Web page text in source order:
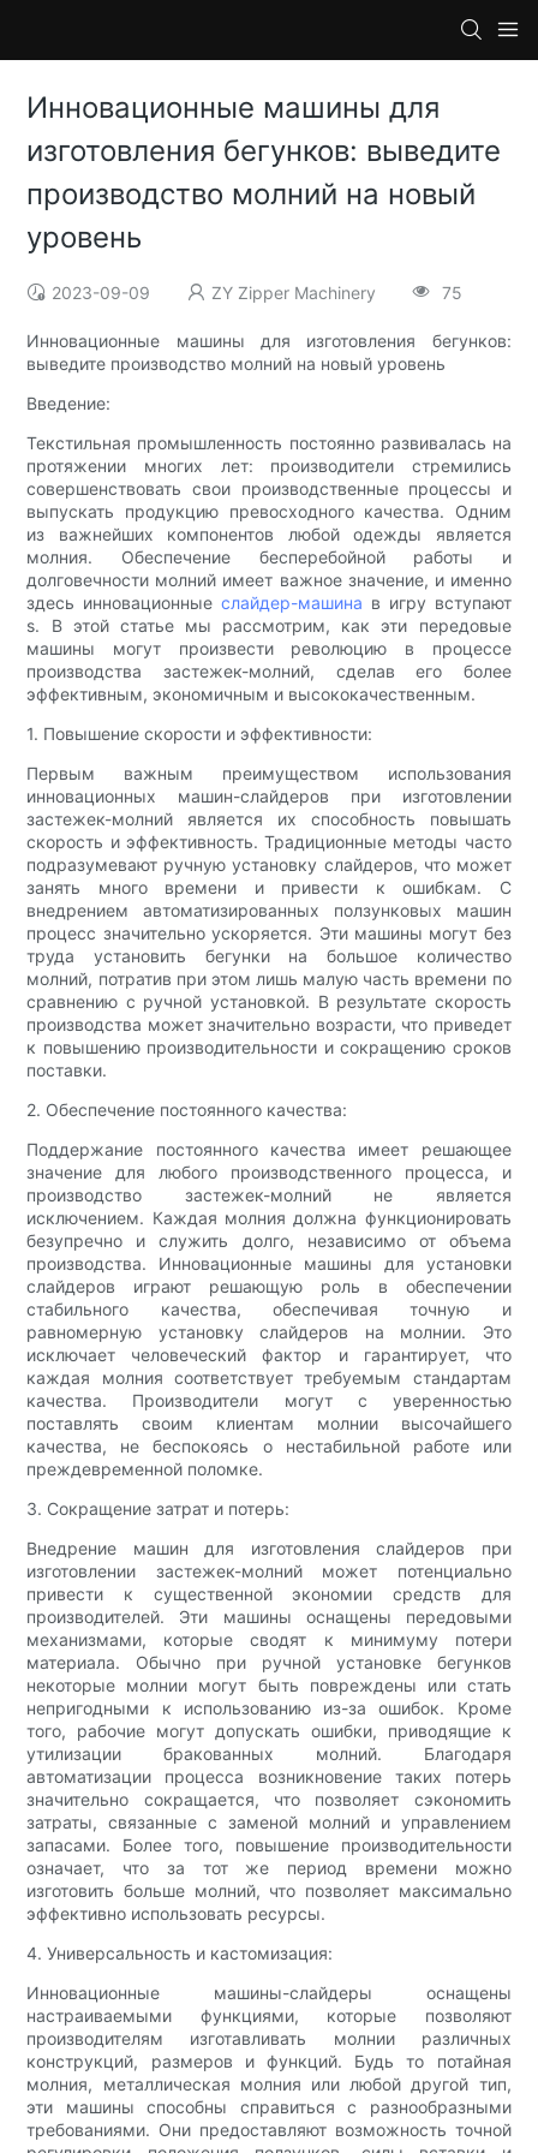
Инновационные машины для
изготовления бегунков: выведите
производство молний на новый
уровень
2023-09-09 ZY Zipper Machinery 75
Инновационные машины для изготовления бегунков:
выведите производство молний на новый уровень
Введение:
Текстильная промышленность постоянно развивалась на
протяжении многих лет: производители стремились
совершенствовать свои производственные процессы и
выпускать продукцию превосходного качества. Одним
из важнейших компонентов любой одежды является
молния. Обеспечение бесперебойной работы и
долговечности молний имеет важное значение, и именно
здесь инновационныеслайдер-машина в игру вступают
s. В этой статье мы рассмотрим, как эти передовые
машины могут произвести революцию в процессе
производства застежек-молний, сделав его более
эффективным, экономичным и высококачественным.
1. Повышение скорости и эффективности:
Первым важным преимуществом использования
инновационных машин-слайдеров при изготовлении
застежек-молний является их способность повышать
скорость и эффективность. Традиционные методы часто
подразумевают ручную установку слайдеров, что может
занять много времени и привести к ошибкам. С
внедрением автоматизированных ползунковых машин
процесс значительно ускоряется. Эти машины могут без
труда установить бегунки на большое количество
молний, потратив при этом лишь малую часть времени по
сравнению с ручной установкой. В результате скорость
производства может значительно возрасти, что приведет
к повышению производительности и сокращению сроков
поставки.
2. Обеспечение постоянного качества:
Поддержание постоянного качества имеет решающее
значение для любого производственного процесса, и
производство застежек-молний не является
исключением. Каждая молния должна функционировать
безупречно и служить долго, независимо от объема
производства. Инновационные машины для установки
слайдеров играют решающую роль в обеспечении
стабильного качества, обеспечивая точную и
равномерную установку слайдеров на молнии. Это
исключает человеческий фактор и гарантирует, что
каждая молния соответствует требуемым стандартам
качества. Производители могут с уверенностью
поставлять своим клиентам молнии высочайшего
качества, не беспокоясь о нестабильной работе или
преждевременной поломке.
3. Сокращение затрат и потерь:
Внедрение машин для изготовления слайдеров при
изготовлении застежек-молний может потенциально
привести к существенной экономии средств для
производителей. Эти машины оснащены передовыми
механизмами, которые сводят к минимуму потери
материала. Обычно при ручной установке бегунков
некоторые молнии могут быть повреждены или стать
непригодными к использованию из-за ошибок. Кроме
того, рабочие могут допускать ошибки, приводящие к
утилизации бракованных молний. Благодаря
автоматизации процесса возникновение таких потерь
значительно сокращается, что позволяет сэкономить
затраты, связанные с заменой молний и управлением
запасами. Более того, повышение производительности
означает, что за тот же период времени можно
изготовить больше молний, что позволяет максимально
эффективно использовать ресурсы.
4. Универсальность и кастомизация:
Инновационные машины-слайдеры оснащены
настраиваемыми функциями, которые позволяют
производителям изготавливать молнии различных
конструкций, размеров и функций. Будь то потайная
молния, металлическая молния или любой другой тип,
эти машины способны справиться с разнообразными
требованиями. Они предоставляют возможность точной